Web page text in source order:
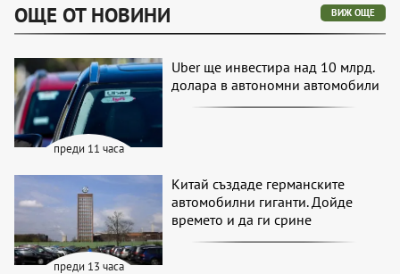
ОЩЕ ОТ НОВИНИ ВИЖ ОЩЕ
преди 11 часа
Uber ще инвестира над 10 млрд.
долара в автономни автомобили
преди 13 часа
Китай създаде германските
автомобилни гиганти. Дойде
времето и да ги срине